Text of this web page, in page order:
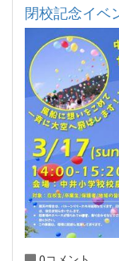
閉校記念イベ